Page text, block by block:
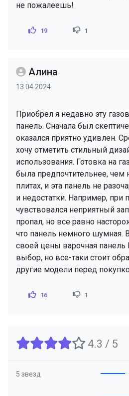
не пожалеешь!
19 1
Алина
13.04.2024
Приобрел я недавно эту
панель. Сначала был
оказался приятно удивлен.
хочу отметить стильный
использования. Готовка на
была предпочтительнее, чем
плитах, и эта панель не
и недостатки. Например,
чувствовался неприятный
пропал, но все равно
что панель немного шумная.
своей цены варочная панель
выбор, но все-таки стоит
другие модели перед
16 1
4.3 / 5
5 звезд